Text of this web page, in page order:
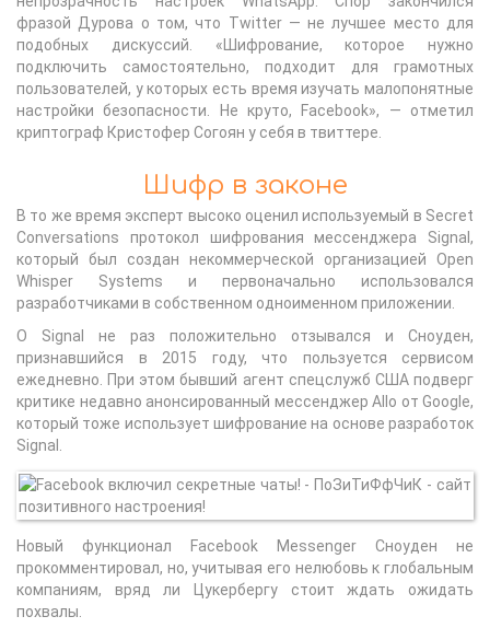
фразой Дурова о том, что Twitter — не лучшее место для
подобных дискуссий. «Шифрование, которое нужно
подключить самостоятельно, подходит для грамотных
пользователей, у которых есть время изучать малопонятные
настройки безопасности. Не круто, Facebook», — отметил
криптограф Кристофер Согоян у себя в твиттере.
Шифр в законе
В то же время эксперт высоко оценил используемый в Secret
Conversations протокол шифрования мессенджера Signal,
который был создан некоммерческой организацией Open
Whisper Systems и первоначально использовался
разработчиками в собственном одноименном приложении.
О Signal не раз положительно отзывался и Сноуден,
признавшийся в 2015 году, что пользуется сервисом
ежедневно. При этом бывший агент спецслужб США подверг
критике недавно анонсированный мессенджер Allo от Google,
который тоже использует шифрование на основе разработок
Signal.
Новый функционал Facebook Messenger Сноуден не
прокомментировал, но, учитывая его нелюбовь к глобальным
компаниям, вряд ли Цукербергу стоит ждать ожидать
похвалы.